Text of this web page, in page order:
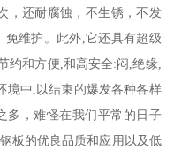
，还耐腐蚀，不生锈，不发
维护。此外,它还具有超级
约和方便,和高安全:闷,绝缘,
境中,以结束的爆发各种各样
多，难怪在我们平常的日子
板的优良品质和应用以及低